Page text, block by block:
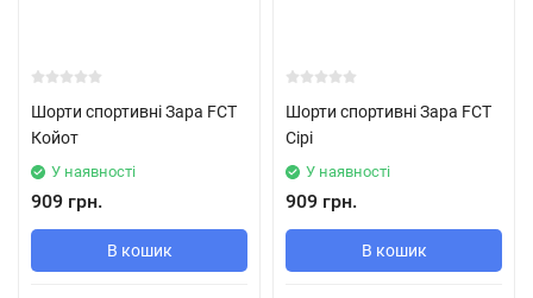
Шорти спортивні Зара FCT
Койот
У наявності
909 грн.
В кошик
Шорти спортивні Зара FCT
Сірі
У наявності
909 грн.
В кошик